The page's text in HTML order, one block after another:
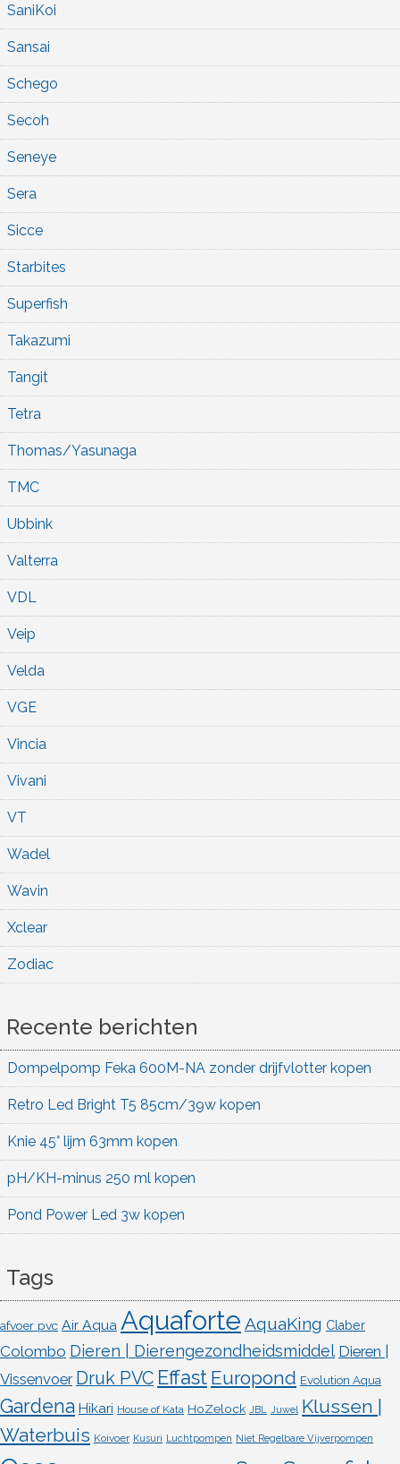
SaniKoi
Sansai
Schego
Secoh
Seneye
Sera
Sicce
Starbites
Superfish
Takazumi
Tangit
Tetra
Thomas/Yasunaga
TMC
Ubbink
Valterra
VDL
Veip
Velda
VGE
Vincia
Vivani
VT
Wadel
Wavin
Xclear
Zodiac
Recente berichten
Dompelpomp Feka 600M-NA zonder drijfvlotter kopen
Retro Led Bright T5 85cm/39w kopen
Knie 45° lijm 63mm kopen
pH/KH-minus 250 ml kopen
Pond Power Led 3w kopen
Tags
afvoer pvc Air Aqua Aquaforte AquaKing Claber
Colombo Dieren | Dierengezondheidsmiddel Dieren |
Vissenvoer Druk PVC Effast Europond Evolution Aqua
Gardena Hikari House of Kata HoZelock JBL Juwel Klussen |
Waterbuis Koivoer Kusuri Luchtpompen Niet Regelbare Vijverpompen